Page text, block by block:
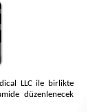
LLC ile birlikte
düzenlenecek